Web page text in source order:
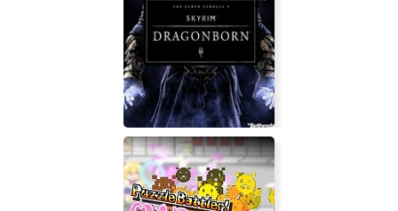
Roads of Rome: Portals